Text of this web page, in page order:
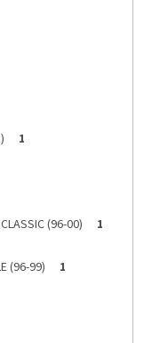
1
(96-00) 1
(96-99) 1